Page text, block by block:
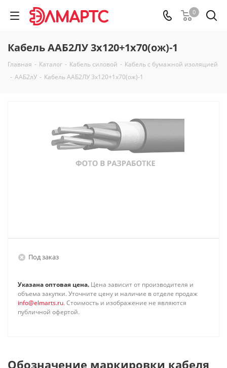
0
Кабель ААБ2ЛУ 3х120+1х70(ож)-1
Главная - Каталог - Кабель силовой - Кабель с бумажной изоляцией
- ААБ2лУ - Кабель ААБ2ЛУ 3х120+1х70(ож)-1
Под заказ
Указана оптовая цена. Цена зависит от производителя и
объема закупки. Уточните цену и наличие в отделе продаж
info@elmarts.ru. Стоимость и изображение не являются
публичной офертой.
Обозначение маркировки кабеля